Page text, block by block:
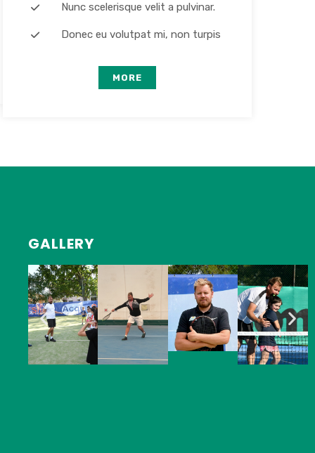
Nunc scelerisque velit a pulvinar.
Donec eu volutpat mi, non turpis
MORE
GALLERY